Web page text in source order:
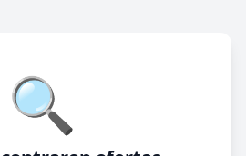
🔍 Buscar
🔍